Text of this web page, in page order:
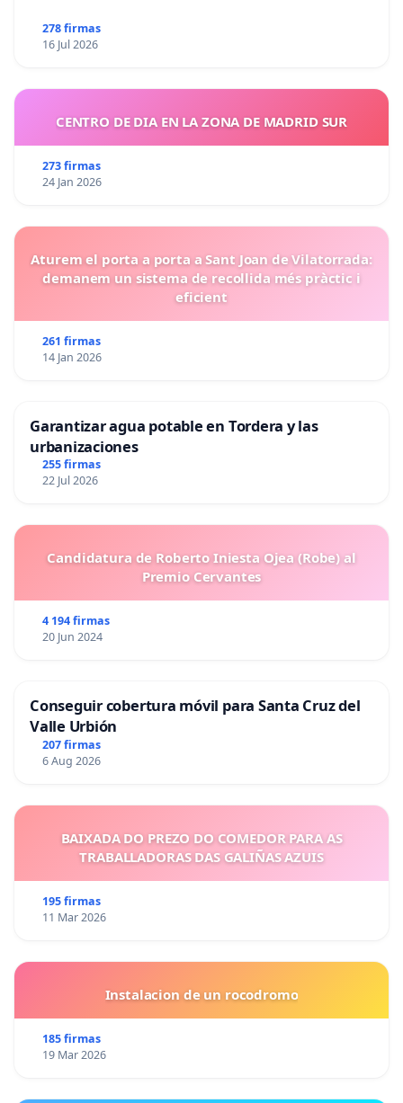
278 firmas
16 Jul 2026
CENTRO DE DIA EN LA ZONA DE MADRID SUR
273 firmas
24 Jan 2026
Aturem el porta a porta a Sant Joan de Vilatorrada:
demanem un sistema de recollida més pràctic i
eficient
261 firmas
14 Jan 2026
Garantizar agua potable en Tordera y las
urbanizaciones
255 firmas
22 Jul 2026
Candidatura de Roberto Iniesta Ojea (Robe) al
Premio Cervantes
4 194 firmas
20 Jun 2024
Conseguir cobertura móvil para Santa Cruz del
Valle Urbión
207 firmas
6 Aug 2026
BAIXADA DO PREZO DO COMEDOR PARA AS
TRABALLADORAS DAS GALIÑAS AZUIS
195 firmas
11 Mar 2026
Instalacion de un rocodromo
185 firmas
19 Mar 2026